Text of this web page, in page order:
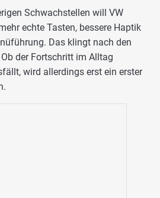
Schwachstellen will VW
echte Tasten, bessere Haptik
Das klingt nach den
der Fortschritt im Alltag
wird allerdings erst ein erster